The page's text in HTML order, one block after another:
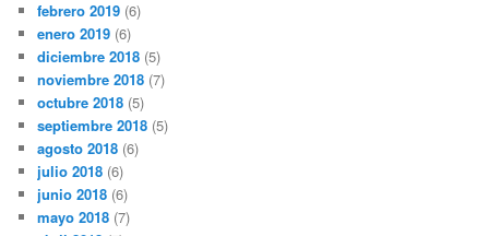
febrero 2019 (6)
enero 2019 (6)
diciembre 2018 (5)
noviembre 2018 (7)
octubre 2018 (5)
septiembre 2018 (5)
agosto 2018 (6)
julio 2018 (6)
junio 2018 (6)
mayo 2018 (7)